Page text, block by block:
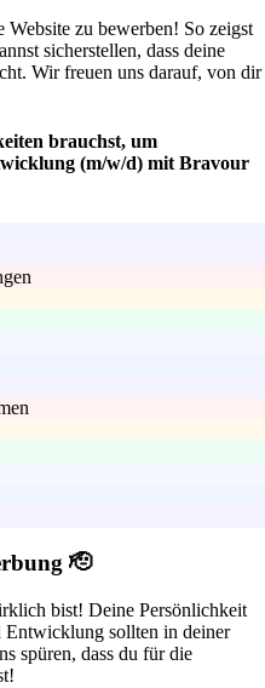
zu bewerben! So zeigst
sicherstellen, dass deine
Wir freuen uns darauf, von dir
brauchst, um
(m/w/d) mit Bravour
🫡
bist! Deine Persönlichkeit
Entwicklung sollten in deiner
spüren, dass du für die